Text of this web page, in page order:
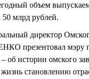
объем
50 млрд рублей.
директор
презентовал мэру
об истории омского
становлению